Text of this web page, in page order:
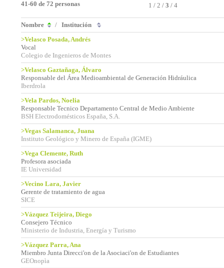
41-60 de 72 personas
1 / 2 / 3 / 4
Nombre / Institución
>Velasco Posada, Andrés
Vocal
Colegio de Ingenieros de Montes
>Velasco Gaztañaga, Álvaro
Responsable del Área Medioambiental de Generación Hidráulica
Iberdrola
>Vela Pardos, Noelia
Responsable Tecnico Departamento Central de Medio Ambiente
BSH Electrodomésticos España, S.A.
>Vegas Salamanca, Juana
Instituto Geológico y Minero de España (IGME)
>Vega Clemente, Ruth
Profesora asociada
IE Universidad
>Vecino Lara, Javier
Gerente de tratamiento de agua
SICE
>Vázquez Teijeira, Diego
Consejero Técnico
Ministerio de Industria, Energía y Turismo
>Vázquez Parra, Ana
Miembro Junta Direcci'on de la Asociaci'on de Estudiantes
GEOnopìa